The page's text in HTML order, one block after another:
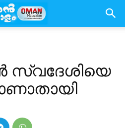
സ്വദേശിയെ